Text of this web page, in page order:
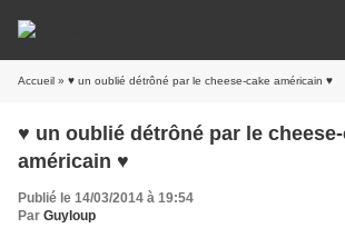
Accueil » ♥ un oublié détrôné par le cheese-cake américain ♥
♥ un oublié détrôné par le
américain ♥
Publié le 14/03/2014 à 19:54
Par Guyloup